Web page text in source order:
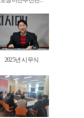
2025년 시무식